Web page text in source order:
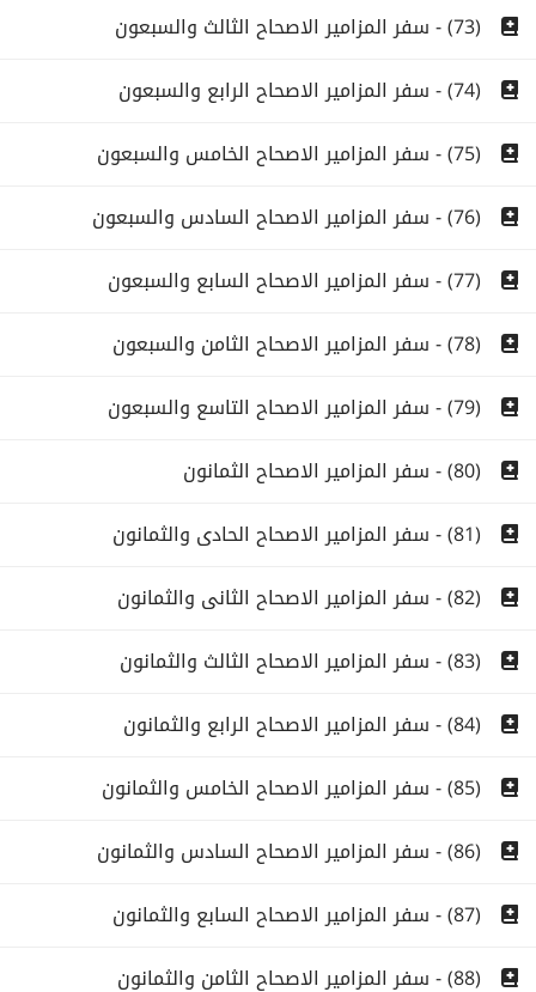
(73) - سفر المزامير الاصحاح الثالث والسبعون
(74) - سفر المزامير الاصحاح الرابع والسبعون
(75) - سفر المزامير الاصحاح الخامس والسبعون
(76) - سفر المزامير الاصحاح السادس والسبعون
(77) - سفر المزامير الاصحاح السابع والسبعون
(78) - سفر المزامير الاصحاح الثامن والسبعون
(79) - سفر المزامير الاصحاح التاسع والسبعون
(80) - سفر المزامير الاصحاح الثمانون
(81) - سفر المزامير الاصحاح الحادى والثمانون
(82) - سفر المزامير الاصحاح الثانى والثمانون
(83) - سفر المزامير الاصحاح الثالث والثمانون
(84) - سفر المزامير الاصحاح الرابع والثمانون
(85) - سفر المزامير الاصحاح الخامس والثمانون
(86) - سفر المزامير الاصحاح السادس والثمانون
(87) - سفر المزامير الاصحاح السابع والثمانون
(88) - سفر المزامير الاصحاح الثامن والثمانون